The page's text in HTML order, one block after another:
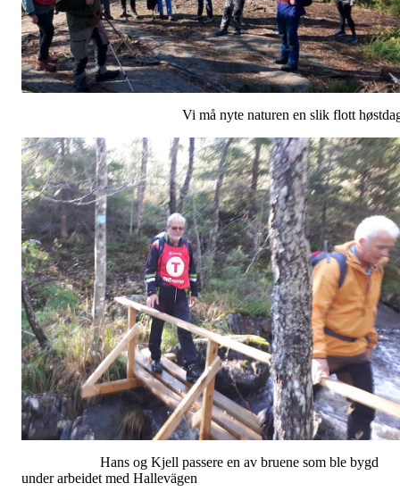
Vi må nyte naturen en slik flott
Hans og Kjell passere en av bruene som ble bygd
under arbeidet med Hallevägen